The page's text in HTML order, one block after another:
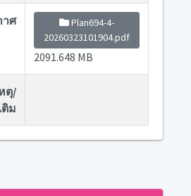
ศ
Plan694-4-
20260323101904.pdf
2091.648 MB
ตุ/
ติม